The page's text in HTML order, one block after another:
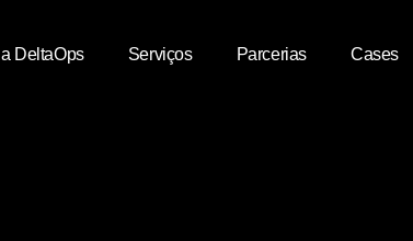
DeltaOps Serviços Parcerias Cases